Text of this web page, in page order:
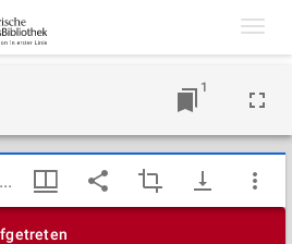
1
TypeError: Failed to fetch